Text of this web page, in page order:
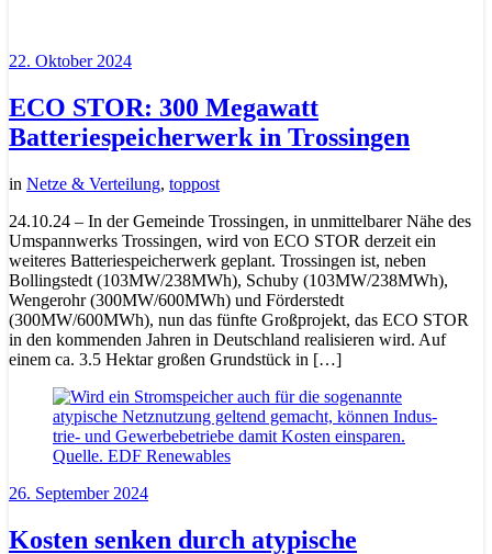
22. Oktober 2024
ECO STOR: 300 Megawatt
Batteriespeicherwerk in Trossingen
in Netze & Verteilung, toppost
24.10.24 – In der Gemeinde Trossingen, in unmittelbarer Nähe des
Umspannwerks Trossingen, wird von ECO STOR derzeit ein
weiteres Batteriespeicherwerk geplant. Trossingen ist, neben
Bollingstedt (103MW/238MWh), Schuby (103MW/238MWh),
Wengerohr (300MW/600MWh) und Förderstedt
(300MW/600MWh), nun das fünfte Großprojekt, das ECO STOR
in den kommenden Jahren in Deutschland realisieren wird. Auf
einem ca. 3.5 Hektar großen Grundstück in […]
26. September 2024
Kosten senken durch atypische